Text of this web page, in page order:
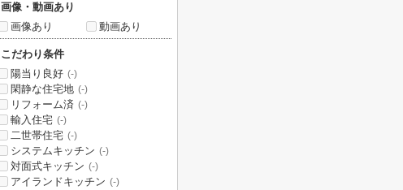
画像・動画あり
画像あり
動画あり
こだわり条件
陽当り良好 (-)
閑静な住宅地 (-)
リフォーム済 (-)
輸入住宅 (-)
二世帯住宅 (-)
システムキッチン (-)
対面式キッチン (-)
アイランドキッチン (-)